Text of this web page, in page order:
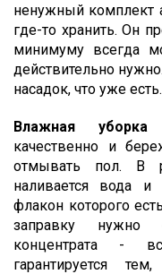
ненужный комплект
где-то хранить. Он
минимуму всегда
действительно
насадок, что уже есть.
Влажная уборка
качественно и
отмывать пол. В
наливается вода
флакон которого
заправку нужно
концентрата -
гарантируется